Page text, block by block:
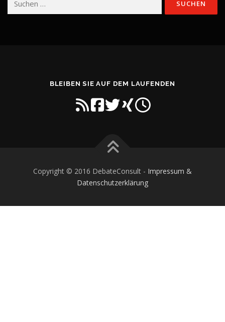
BLEIBEN SIE AUF DEM LAUFENDEN
Copyright © 2016 DebateConsult - Impressum &
Datenschutzerklärung